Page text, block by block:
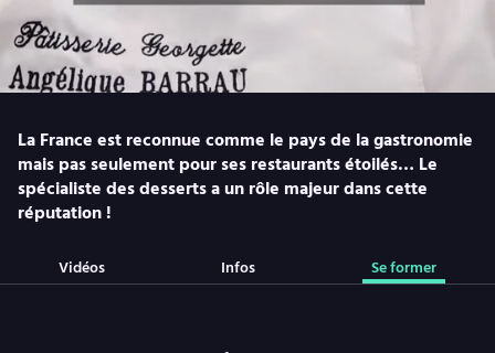
La France est reconnue comme le pays de la gastronomie
mais pas seulement pour ses restaurants étoilés… Le
spécialiste des desserts a un rôle majeur dans cette
réputation !
Vidéos Infos Se former